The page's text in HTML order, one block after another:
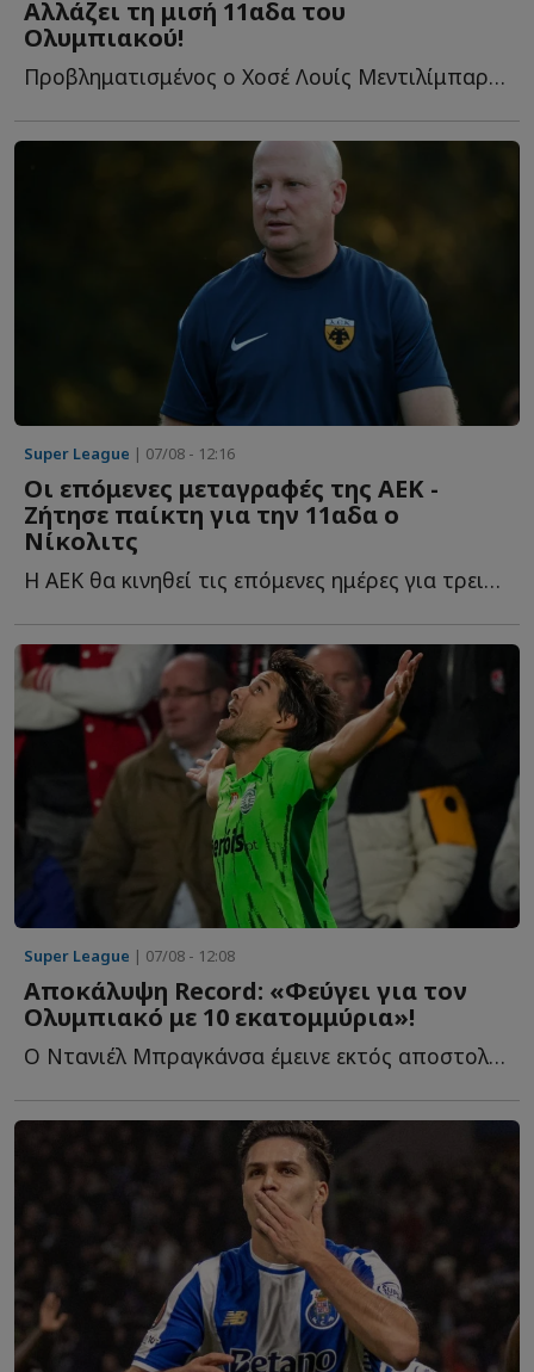
Αλλάζει τη μισή 11αδα του
Ολυμπιακού!
Προβληματισμένος ο Χοσέ Λουίς Μεντιλίμπαρ από το πρώτο π...
Super League | 07/08 - 12:16
Οι επόμενες μεταγραφές της ΑΕΚ -
Ζήτησε παίκτη για την 11αδα ο
Νίκολιτς
Η ΑΕΚ θα κινηθεί τις επόμενες ημέρες για τρεις ακόμα π...
Super League | 07/08 - 12:08
Αποκάλυψη Record: «Φεύγει για τον
Ολυμπιακό με 10 εκατομμύρια»!
Ο Ντανιέλ Μπραγκάνσα έμεινε εκτός αποστολής στο τελευταίο π...